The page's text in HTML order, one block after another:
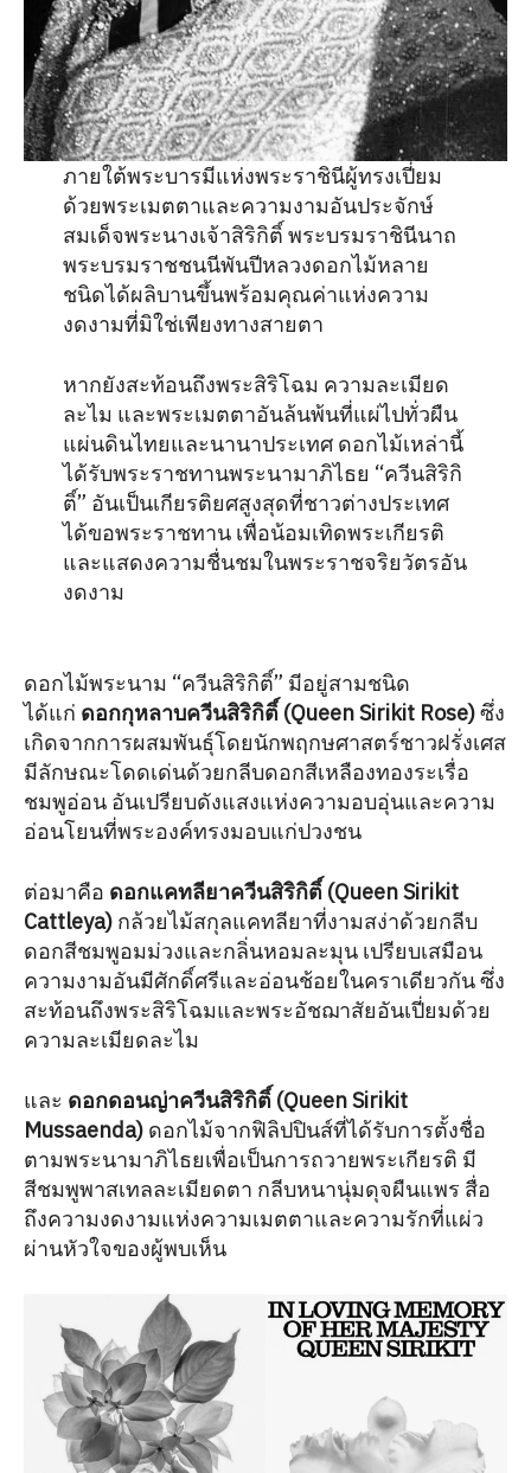
ภายใต้พระบารมีแห่งพระราชินีผู้ทรงเปี่ยม
ด้วยพระเมตตาและความงามอันประจักษ์
สมเด็จพระนางเจ้าสิริกิติ์ พระบรมราชินีนาถ
พระบรมราชชนนีพันปีหลวงดอกไม้หลาย
ชนิดได้ผลิบานขึ้นพร้อมคุณค่าแห่งความ
งดงามที่มิใช่เพียงทางสายตา
หากยังสะท้อนถึงพระสิริโฉม ความละเมียด
ละไม และพระเมตตาอันล้นพ้นที่แผ่ไปทั่วผืน
แผ่นดินไทยและนานาประเทศ ดอกไม้เหล่านี้
ได้รับพระราชทานพระนามาภิไธย “ควีนสิริกิ
ติ์” อันเป็นเกียรติยศสูงสุดที่ชาวต่างประเทศ
ได้ขอพระราชทาน เพื่อน้อมเทิดพระเกียรติ
และแสดงความชื่นชมในพระราชจริยวัตรอัน
งดงาม
ดอกไม้พระนาม “ควีนสิริกิติ์” มีอยู่สามชนิด
ได้แก่ ดอกกุหลาบควีนสิริกิติ์ (Queen Sirikit Rose)ซึ่ง
เกิดจากการผสมพันธุ์โดยนักพฤกษศาสตร์ชาวฝรั่งเศส
มีลักษณะโดดเด่นด้วยกลีบดอกสีเหลืองทองระเรื่อ
ชมพูอ่อน อันเปรียบดังแสงแห่งความอบอุ่นและความ
อ่อนโยนที่พระองค์ทรงมอบแก่ปวงชน
ต่อมาคือ ดอกแคทลียาควีนสิริกิติ์ (Queen Sirikit
Cattleya) กล้วยไม้สกุลแคทลียาที่งามสง่าด้วยกลีบ
ดอกสีชมพูอมม่วงและกลิ่นหอมละมุน เปรียบเสมือน
ความงามอันมีศักดิ์ศรีและอ่อนช้อยในคราเดียวกัน ซึ่ง
สะท้อนถึงพระสิริโฉมและพระอัชฌาสัยอันเปี่ยมด้วย
ความละเมียดละไม
และ ดอกดอนญ่าควีนสิริกิติ์ (Queen Sirikit
Mussaenda) ดอกไม้จากฟิลิปปินส์ที่ได้รับการตั้งชื่อ
ตามพระนามาภิไธยเพื่อเป็นการถวายพระเกียรติ มี
สีชมพูพาสเทลละเมียดตา กลีบหนานุ่มดุจผืนแพร สื่อ
ถึงความงดงามแห่งความเมตตาและความรักที่แผ่ว
ผ่านหัวใจของผู้พบเห็น